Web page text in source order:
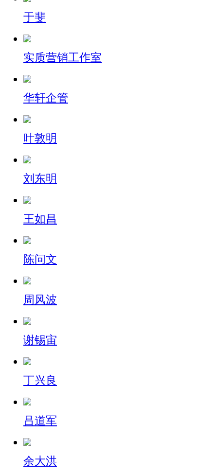
于斐
实质营销工作室
华轩企管
叶敦明
刘东明
王如昌
陈问文
周风波
谢锡宙
丁兴良
吕道军
余大洪